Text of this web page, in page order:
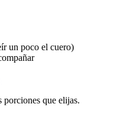
un poco el cuero)
porciones que elijas.